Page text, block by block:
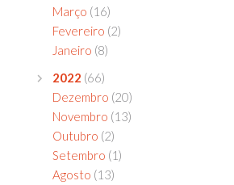
Março (16)
Fevereiro (2)
Janeiro (8)
2022 (66)
Dezembro (20)
Novembro (13)
Outubro (2)
Setembro (1)
Agosto (13)